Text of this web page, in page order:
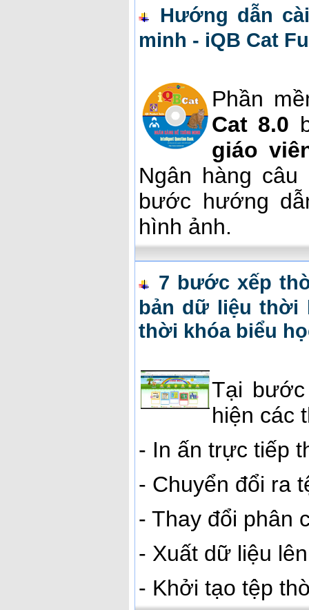
Hướng dẫn
minh - iQB Cat
Phần
Cat 8.0
giáo
Ngân hàng
bước hướng
hình ảnh.
7 bước xếp
bản dữ liệu thời
thời khóa biểu
Tại
hiện các
- In ấn trực tiếp
- Chuyển đổi ra
- Thay đổi phân
- Xuất dữ liệu
- Khởi tạo tệp